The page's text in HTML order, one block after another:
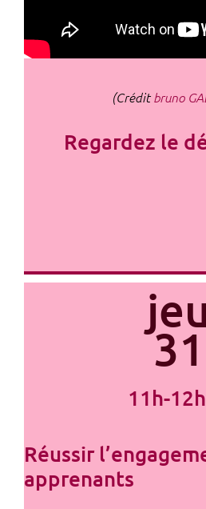
(Crédit bruno
Regardez le
31
11h-
Réussir
apprenants